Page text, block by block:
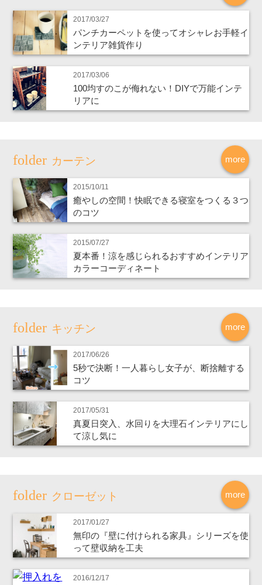
2017/03/27
パンチカーペットを使ってオシャレお手軽イ
ンテリア雑貨作り
2017/03/06
100均すのこが侮れない！DIYで万能インテ
リアに
more
カーテン
2015/10/11
癒やしの空間！快眠できる寝室をつくる３つ
のコツ
2015/07/27
夏本番！涼を感じられるおすすめインテリア
カラーコーディネート
more
キッチン
2017/06/26
5秒で決断！一人暮らし女子が、断捨離する
コツ
2017/05/31
真夏日突入、水回りを大理石インテリアにし
て涼し気に
more
クローゼット
2017/01/27
無印の『壁に付けられる家具』シリーズを使
って壁収納を工夫
2016/12/17